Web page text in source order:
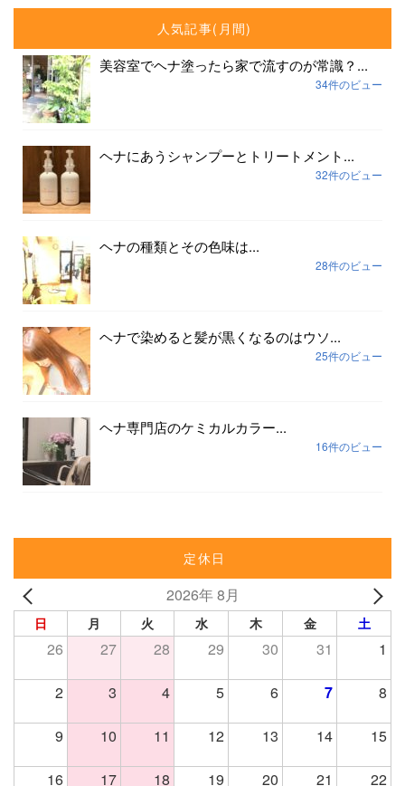
人気記事(月間)
美容室でヘナ塗ったら家で流すのが常識？...
34件のビュー
ヘナにあうシャンプーとトリートメント...
32件のビュー
ヘナの種類とその色味は...
28件のビュー
ヘナで染めると髪が黒くなるのはウソ...
25件のビュー
ヘナ専門店のケミカルカラー...
16件のビュー
定休日
2026年 8月
日 月 火 水 木 金 土
26 27 28 29 30 31 1
2 3 4 5 6 7 8
9 10 11 12 13 14 15
16 17 18 19 20 21 22